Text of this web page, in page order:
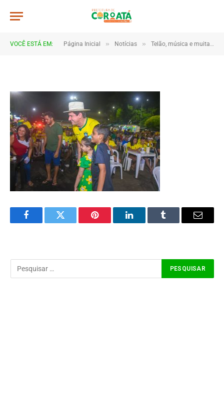
VOCÊ ESTÁ EM: Página Inicial » Notícias » Telão, música e muita torcida marcam estreia do Brasil em Coroatá
JWR_5298
FacebookTwitter Pinterest LinkedInTumblr Email